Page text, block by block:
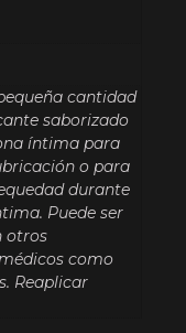
cantidad
saborizado
íntima para
o para
durante
Puede ser
otros
como
Reaplicar